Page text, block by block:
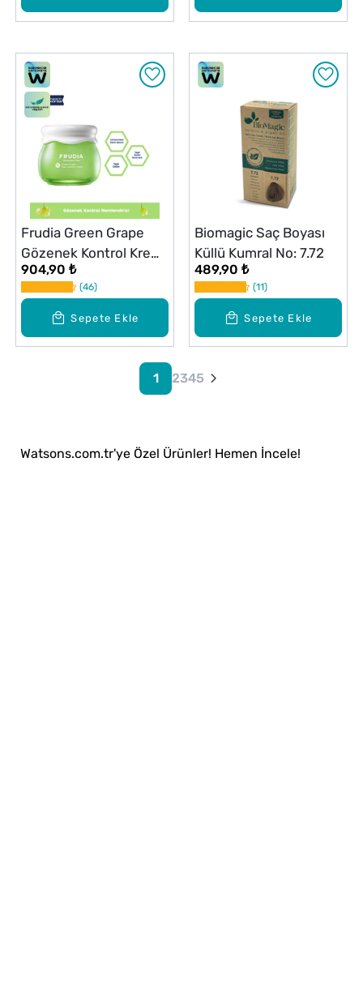
Sepete Ekle
Frudia Green Grape
Gözenek Kontrol Krem
55 g
904,90 ₺
46
Sepete Ekle
Biomagic Saç Boyası
Küllü Kumral No: 7.72
489,90 ₺
11
1 2345
Watsons.com.tr'ye Özel Ürünler! Hemen İncele!